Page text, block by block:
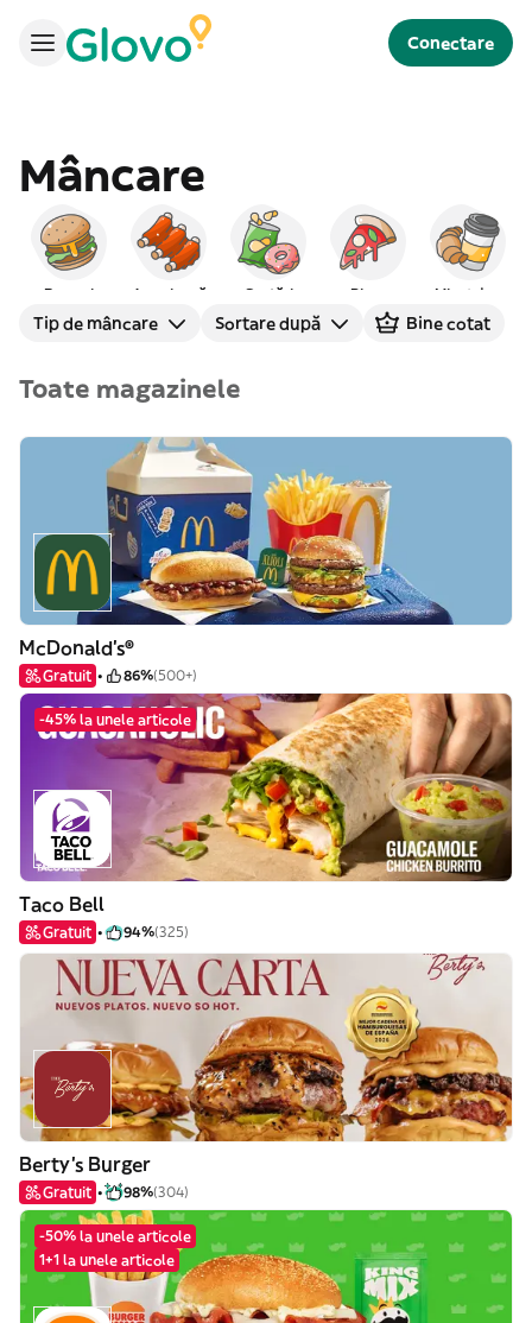
Conectare
Mâncare
Burgeri Americană Gustări Pizza Mic dejun
Tip de mâncare Sortare după Bine cotat
Toate magazinele
McDonald's®
Gratuit 86%(500+)
-45% la unele articole
Taco Bell
Gratuit 94%(325)
Berty's Burger
Gratuit 98%(304)
-50% la unele articole
1+1 la unele articole